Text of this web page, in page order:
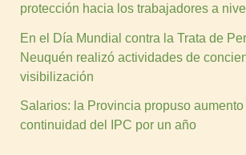
protección hacia los trabajadores a
En el Día Mundial contra la Trata de
Neuquén realizó actividades de
visibilización
Salarios: la Provincia propuso
continuidad del IPC por un año